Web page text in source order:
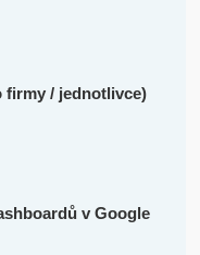
firmy / jednotlivce)
v Google